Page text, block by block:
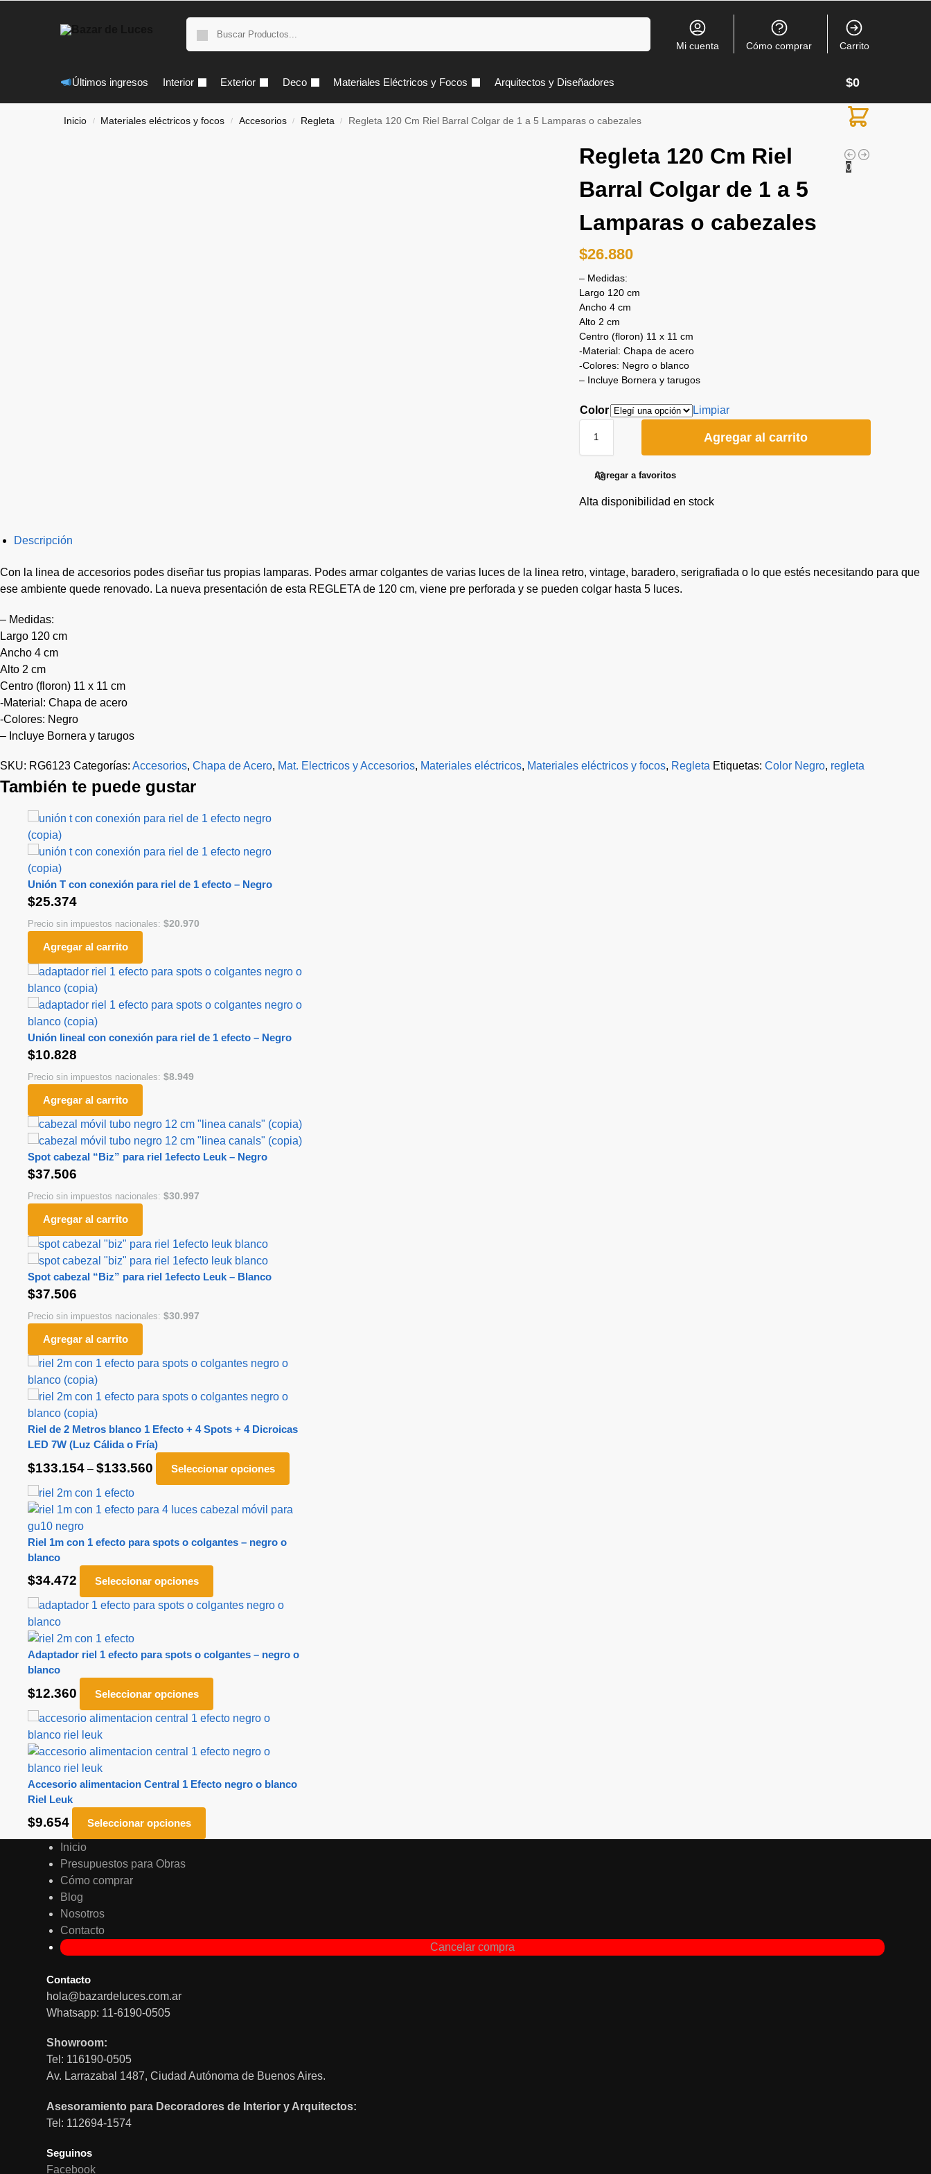
Mi cuenta Cómo comprar Carrito
Últimos ingresos Interior Exterior Deco Materiales Eléctricos y Focos Arquitectos y Diseñadores $0
0
Inicio / Materiales eléctricos y focos / Accesorios / Regleta / Regleta 120 Cm Riel Barral Colgar de 1 a 5 Lamparas o cabezales
Regleta 120 Cm Riel
Barral Colgar de 1 a 5
Lamparas o cabezales
$26.880
– Medidas:
Largo 120 cm
Ancho 4 cm
Alto 2 cm
Centro (floron) 11 x 11 cm
-Material: Chapa de acero
-Colores: Negro o blanco
– Incluye Bornera y tarugos
Color Limpiar
Agregar al carrito
Agregar a favoritos
Alta disponibilidad en stock
Descripción
Con la linea de accesorios podes diseñar tus propias lamparas. Podes armar colgantes de varias luces de la linea retro, vintage, baradero, serigrafiada o lo que estés necesitando para que
ese ambiente quede renovado. La nueva presentación de esta REGLETA de 120 cm, viene pre perforada y se pueden colgar hasta 5 luces.
– Medidas:
Largo 120 cm
Ancho 4 cm
Alto 2 cm
Centro (floron) 11 x 11 cm
-Material: Chapa de acero
-Colores: Negro
– Incluye Bornera y tarugos
SKU: RG6123 Categorías: Accesorios, Chapa de Acero, Mat. Electricos y Accesorios, Materiales eléctricos, Materiales eléctricos y focos, Regleta Etiquetas: Color Negro, regleta
También te puede gustar
Unión T con conexión para riel de 1 efecto – Negro
$25.374
Precio sin impuestos nacionales:$20.970
Agregar al carrito
Unión lineal con conexión para riel de 1 efecto – Negro
$10.828
Precio sin impuestos nacionales:$8.949
Agregar al carrito
Spot cabezal “Biz” para riel 1efecto Leuk – Negro
$37.506
Precio sin impuestos nacionales:$30.997
Agregar al carrito
Spot cabezal “Biz” para riel 1efecto Leuk – Blanco
$37.506
Precio sin impuestos nacionales:$30.997
Agregar al carrito
Riel de 2 Metros blanco 1 Efecto + 4 Spots + 4 Dicroicas
LED 7W (Luz Cálida o Fría)
$133.154 – $133.560 Seleccionar opciones
Riel 1m con 1 efecto para spots o colgantes – negro o
blanco
$34.472 Seleccionar opciones
Adaptador riel 1 efecto para spots o colgantes – negro o
blanco
$12.360 Seleccionar opciones
Accesorio alimentacion Central 1 Efecto negro o blanco
Riel Leuk
$9.654 Seleccionar opciones
Inicio
Presupuestos para Obras
Cómo comprar
Blog
Nosotros
Contacto
Cancelar compra
Contacto
hola@bazardeluces.com.ar
Whatsapp: 11-6190-0505
Showroom:
Tel: 116190-0505
Av. Larrazabal 1487, Ciudad Autónoma de Buenos Aires.
Asesoramiento para Decoradores de Interior y Arquitectos:
Tel: 112694-1574
Seguinos
Facebook